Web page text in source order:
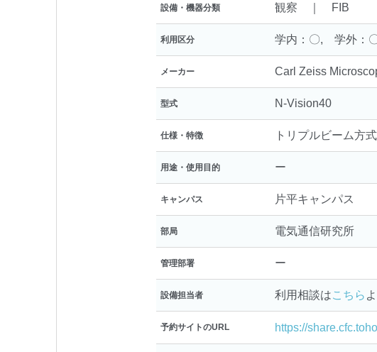
設備・機器分類 観察 ｜ FIB
利用区分 学内：〇, 学外：
メーカー Carl Zeiss
型式 N-Vision40
仕様・特徴 トリプルビーム方式
用途・使用目的 ー
キャンパス 片平キャンパス
部局 電気通信研究所
管理部署 ー
設備担当者 利用相談はこちら
予約サイトのURL https://